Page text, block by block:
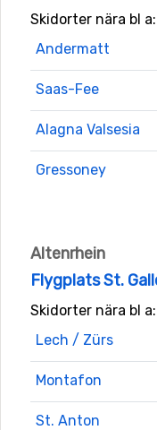
Skidorter nära bl a:
Andermatt
Saas-Fee
Alagna Valsesia
Gressoney
Altenrhein
Flygplats St.
Skidorter nära bl a:
Lech / Zürs
Montafon
St. Anton